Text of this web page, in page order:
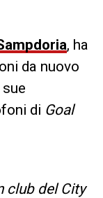
, ha
da nuovo
di Goal
club del City